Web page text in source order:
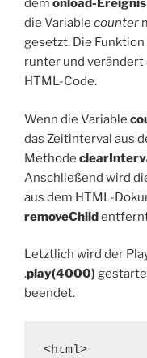
dem onload-Ereignis
die Variable counter
gesetzt. Die Funktion
runter und verändert
HTML-Code.
Wenn die Variable
das Zeitinterval aus
Methode
Anschließend wird
aus dem HTML-
removeChild
Letztlich wird der
.play(4000)
beendet.
<html>